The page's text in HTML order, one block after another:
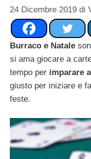
24 Dicembre 2019 di
Burraco e Natale
si ama giocare a
tempo per imparare
giusto per iniziare e
feste.